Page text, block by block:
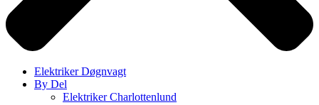
Elektriker Døgnvagt
By Del
Elektriker Charlottenlund